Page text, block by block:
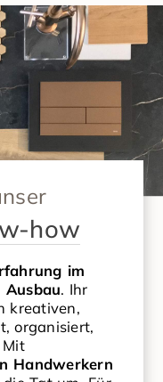
how
im
. Ihr
kreativen,
organisiert,
Handwerkern